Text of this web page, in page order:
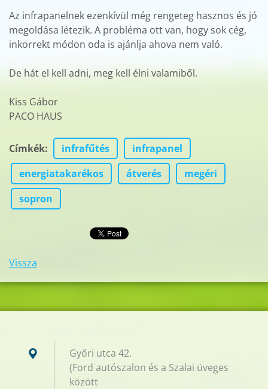
Az infrapanelnek ezenkívül még rengeteg hasznos és jó
megoldása létezik. A probléma ott van, hogy sok cég,
inkorrekt módon oda is ajánlja ahova nem való.
De hát el kell adni, meg kell élni valamiből.
Kiss Gábor
PACO HAUS
Címkék: infrafűtés
infrapanel
energiatakarékos
átverés
megéri
sopron
Vissza
Győri utca 42.
(Ford autószalon és a Szalai üveges
között